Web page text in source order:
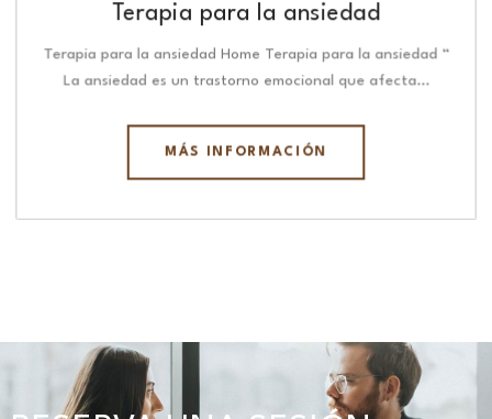
Terapia para la ansiedad
Terapia para la ansiedad Home Terapia para la ansiedad “
La ansiedad es un trastorno emocional que afecta…
MÁS INFORMACIÓN